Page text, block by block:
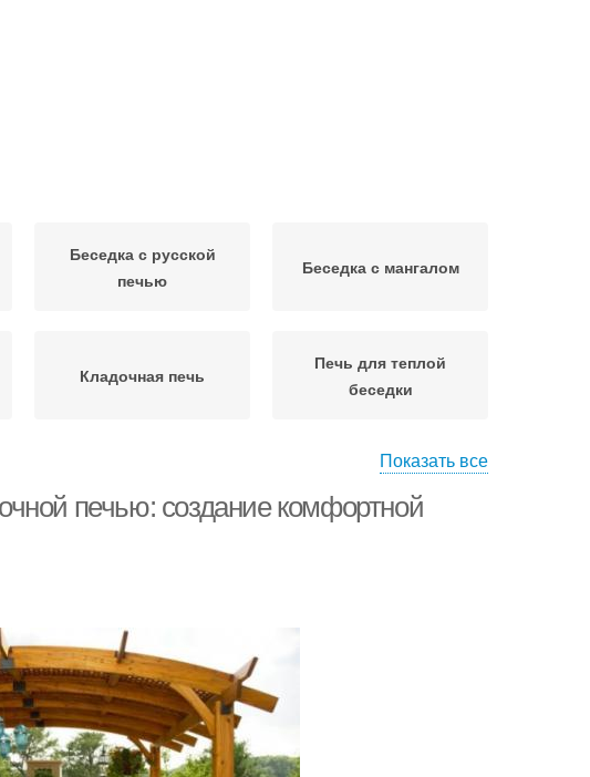
Беседка с русской
печью
Беседка с мангалом
Кладочная печь
Печь для теплой
беседки
Показать все
печью: создание комфортной